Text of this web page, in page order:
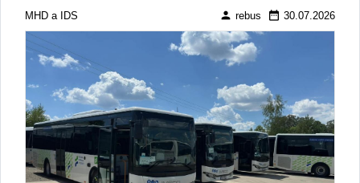
MHD a IDS person rebus date_range 30.07.2026